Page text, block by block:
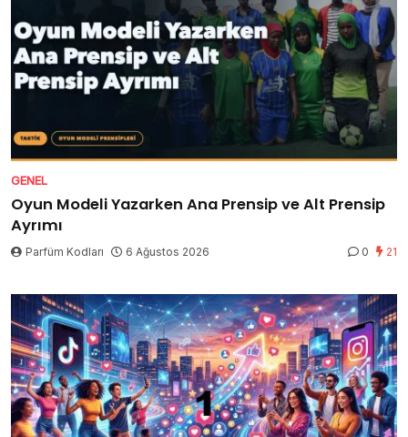
GENEL
Oyun Modeli Yazarken Ana Prensip ve Alt Prensip
Ayrımı
Parfüm Kodları 6 Ağustos 2026 0 21